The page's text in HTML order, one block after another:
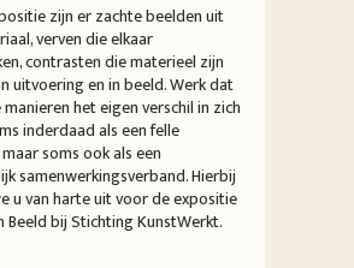
zijn er zachte beelden uit
verven die elkaar
contrasten die materieel zijn
uitvoering en in beeld. Werk dat
het eigen verschil in zich
inderdaad als een felle
soms ook als een
samenwerkingsverband. Hierbij
u van harte uit voor de expositie
Beeld bij Stichting KunstWerkt.